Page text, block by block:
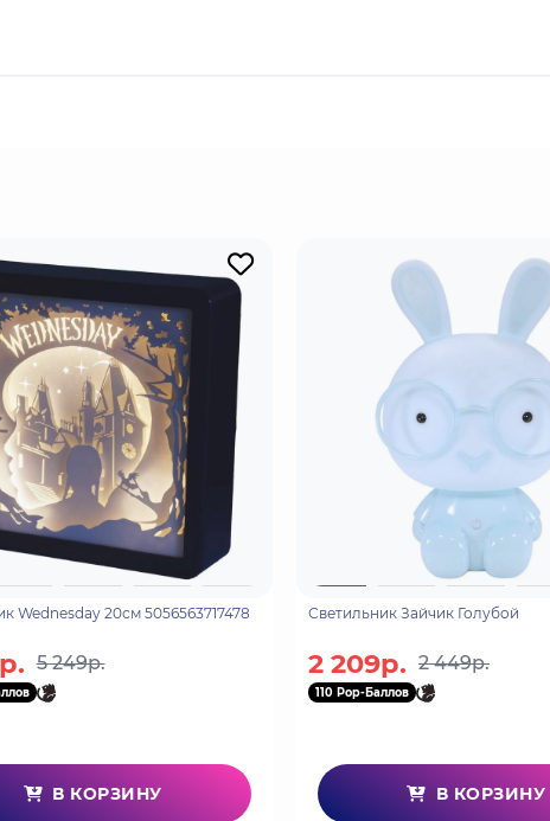
жестов.
Wednesday 20см 5056563717478
5 249р.
В КОРЗИНУ
Светильник Зайчик Голубой
2 209р. 2 449р.
110 Pop-Баллов
В КОРЗИНУ